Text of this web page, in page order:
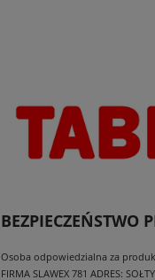
BEZPIECZEŃSTWO
Osoba odpowiedzialna za
FIRMA SLAWEX 781 ADRES: